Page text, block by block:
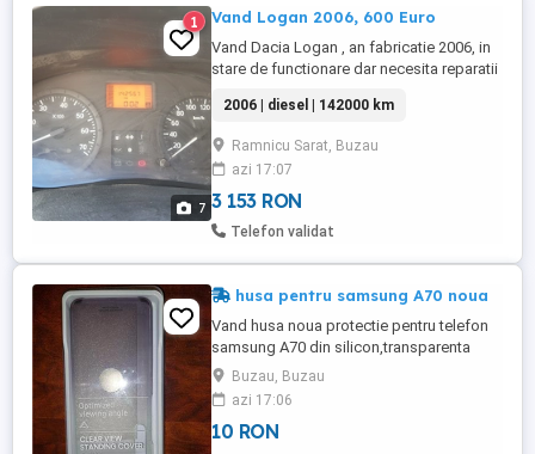
7
1 Vand Logan 2006, 600 Euro
Vand Dacia Logan , an fabricatie 2006, in
stare de functionare dar necesita reparatii
142000 Km reali.
2006 | diesel | 142000 km
Ramnicu Sarat, Buzau
azi 17:07
3 153 RON
Telefon validat
husa pentru samsung A70 noua
Vand husa noua protectie pentru telefon
samsung A70 din silicon,transparenta
spate,10 lei.
Buzau, Buzau
azi 17:06
10 RON